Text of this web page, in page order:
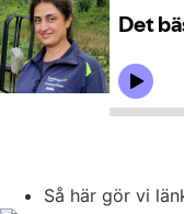
Så här gör vi